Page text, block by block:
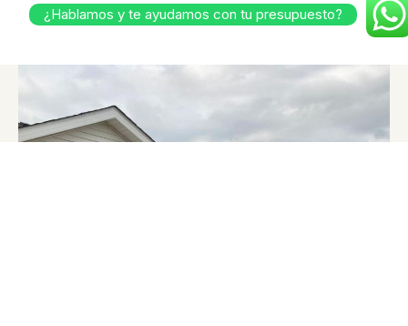
¿Hablamos y te ayudamos con tu presupuesto?